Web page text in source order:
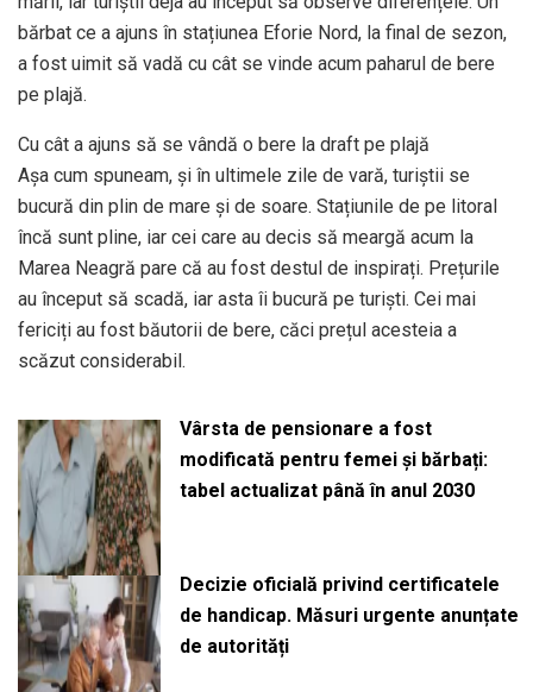
bărbat ce a ajuns în stațiunea Eforie Nord, la final de sezon,
a fost uimit să vadă cu cât se vinde acum paharul de bere
pe plajă.
Cu cât a ajuns să se vândă o bere la draft pe plajă
Așa cum spuneam, și în ultimele zile de vară, turiștii se
bucură din plin de mare și de soare. Stațiunile de pe litoral
încă sunt pline, iar cei care au decis să meargă acum la
Marea Neagră pare că au fost destul de inspirați. Prețurile
au început să scadă, iar asta îi bucură pe turiști. Cei mai
fericiți au fost băutorii de bere, căci prețul acesteia a
scăzut considerabil.
Vârsta de pensionare a fost
modificată pentru femei și bărbați:
tabel actualizat până în anul 2030
Decizie oficială privind certificatele
de handicap. Măsuri urgente anunțate
de autorități